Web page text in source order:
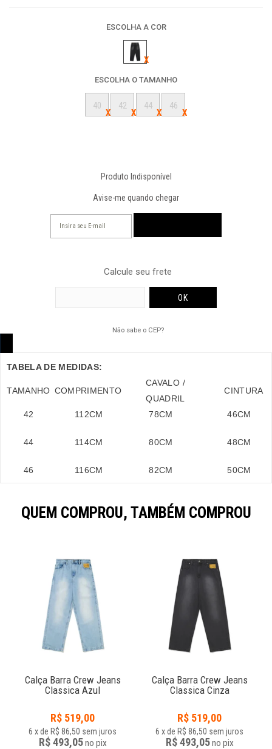
ESCOLHA A COR
ESCOLHA O TAMANHO
40 42 44 46
Produto Indisponível
Avise-me quando chegar
Calcule seu frete
Não sabe o CEP?
TABELA DE MEDIDAS:
TAMANHO COMPRIMENTO
CAVALO /
QUADRIL
CINTURA
42 112CM 78CM 46CM
44 114CM 80CM 48CM
46 116CM 82CM 50CM
QUEM COMPROU, TAMBÉM COMPROU
Calça Barra Crew Jeans
Classica Azul
R$ 519,00
6 xde R$ 86,50 sem juros
R$ 493,05no pix
Calça Barra Crew Jeans
Classica Cinza
R$ 519,00
6 xde R$ 86,50 sem juros
R$ 493,05no pix